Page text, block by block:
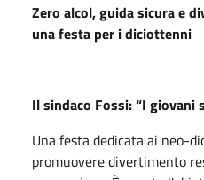
Zero alcol, guida sicura e
una festa per i diciottenni
Il sindaco Fossi: “I
Una festa dedicata ai neo-
promuovere divertimento